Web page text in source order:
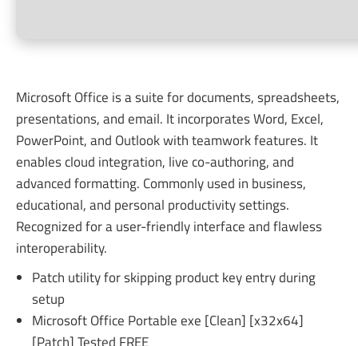
Microsoft Office is a suite for documents, spreadsheets,
presentations, and email. It incorporates Word, Excel,
PowerPoint, and Outlook with teamwork features. It
enables cloud integration, live co-authoring, and
advanced formatting. Commonly used in business,
educational, and personal productivity settings.
Recognized for a user-friendly interface and flawless
interoperability.
Patch utility for skipping product key entry during
setup
Microsoft Office Portable exe [Clean] [x32x64]